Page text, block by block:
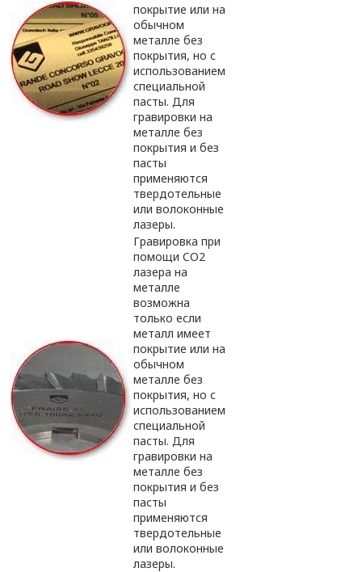
покрытие или на
обычном
металле без
покрытия, но с
использованием
специальной
пасты. Для
гравировки на
металле без
покрытия и без
пасты
применяются
твердотельные
или волоконные
лазеры.
Гравировка при
помощи CO2
лазера на
металле
возможна
только если
металл имеет
покрытие или на
обычном
металле без
покрытия, но с
использованием
специальной
пасты. Для
гравировки на
металле без
покрытия и без
пасты
применяются
твердотельные
или волоконные
лазеры.